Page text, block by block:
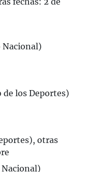
de los Deportes)
otras